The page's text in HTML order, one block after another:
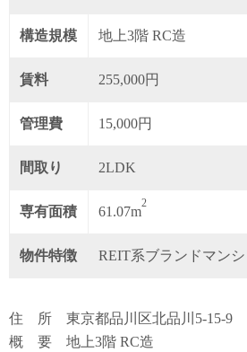
構造規模 地上3階 RC造
賃料 255,000円
管理費 15,000円
間取り 2LDK
専有面積 61.07m
2
物件特徴 REIT系ブランドマン
住 所 東京都品川区北品川5-15-9
概 要 地上3階 RC造